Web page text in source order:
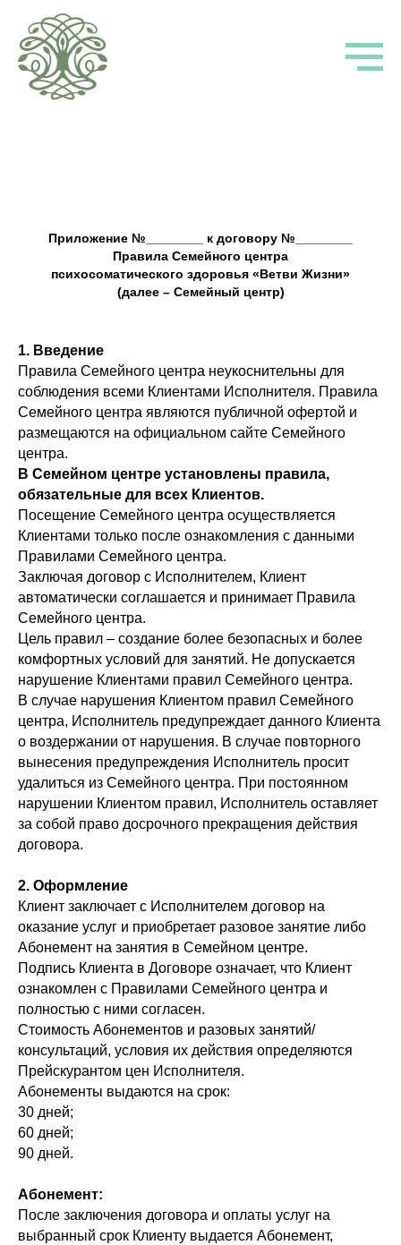
Приложение №________ к договору №________
Правила Семейного центра
психосоматического здоровья «Ветви Жизни»
(далее – Семейный центр)
1. Введение
Правила Семейного центра неукоснительны для
соблюдения всеми Клиентами Исполнителя. Правила
Семейного центра являются публичной офертой и
размещаются на официальном сайте Семейного
центра.
В Семейном центре установлены правила,
обязательные для всех Клиентов.
Посещение Семейного центра осуществляется
Клиентами только после ознакомления с данными
Правилами Семейного центра.
Заключая договор с Исполнителем, Клиент
автоматически соглашается и принимает Правила
Семейного центра.
Цель правил – создание более безопасных и более
комфортных условий для занятий. Не допускается
нарушение Клиентами правил Семейного центра.
В случае нарушения Клиентом правил Семейного
центра, Исполнитель предупреждает данного Клиента
о воздержании от нарушения. В случае повторного
вынесения предупреждения Исполнитель просит
удалиться из Семейного центра. При постоянном
нарушении Клиентом правил, Исполнитель оставляет
за собой право досрочного прекращения действия
договора.
2. Оформление
Клиент заключает с Исполнителем договор на
оказание услуг и приобретает разовое занятие либо
Абонемент на занятия в Семейном центре.
Подпись Клиента в Договоре означает, что Клиент
ознакомлен с Правилами Семейного центра и
полностью с ними согласен.
Стоимость Абонементов и разовых занятий/
консультаций, условия их действия определяются
Прейскурантом цен Исполнителя.
Абонементы выдаются на срок:
30 дней;
60 дней;
90 дней.
Абонемент:
После заключения договора и оплаты услуг на
выбранный срок Клиенту выдается Абонемент,